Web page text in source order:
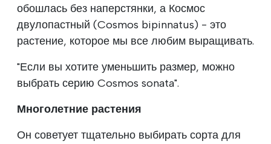
обошлась без наперстянки, а Космос
двулопастный (Cosmos bipinnatus) - это
растение, которое мы все любим выращивать.
"Если вы хотите уменьшить размер, можно
выбрать серию Cosmos sonata".
Многолетние растения
Он советует тщательно выбирать сорта для